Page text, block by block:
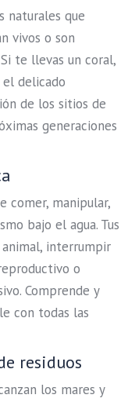
naturales que
vivos o son
te llevas un coral,
delicado
de los sitios de
generaciones
comer, manipular,
bajo el agua. Tus
interrumpir
o
Comprende y
con todas las
residuos
los mares y